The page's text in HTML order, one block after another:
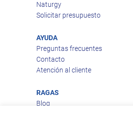
Naturgy
Solicitar presupuesto
AYUDA
Preguntas frecuentes
Contacto
Atención al cliente
RAGAS
Blog